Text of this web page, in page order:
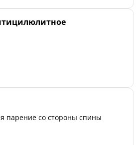
парение со стороны спины